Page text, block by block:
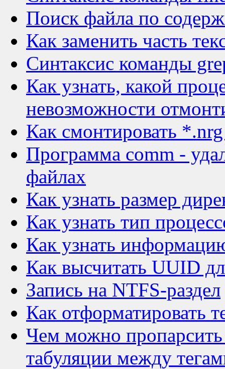
Поиск файла по
Как заменить часть
Синтаксис команды
Как узнать, какой
невозможности
Как смонтировать
Программа comm -
файлах
Как узнать размер
Как узнать тип
Как узнать
Как высчитать UUID
Запись на NTFS-раздел
Как отформатировать
Чем можно
табуляции между